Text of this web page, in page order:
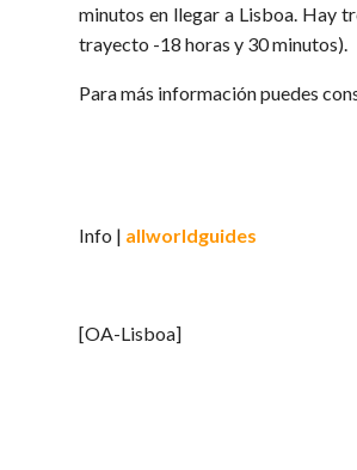
minutos en llegar a Lisboa. Hay
trayecto -18 horas y 30 minutos).
Para más información puedes
Info | allworldguides
[OA-Lisboa]